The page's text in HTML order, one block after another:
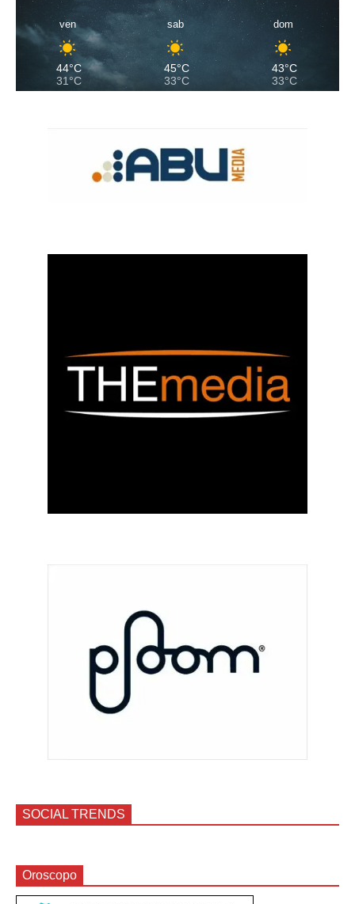
ven
44°C
31°C
sab
45°C
33°C
dom
43°C
33°C
SOCIAL TRENDS
Oroscopo